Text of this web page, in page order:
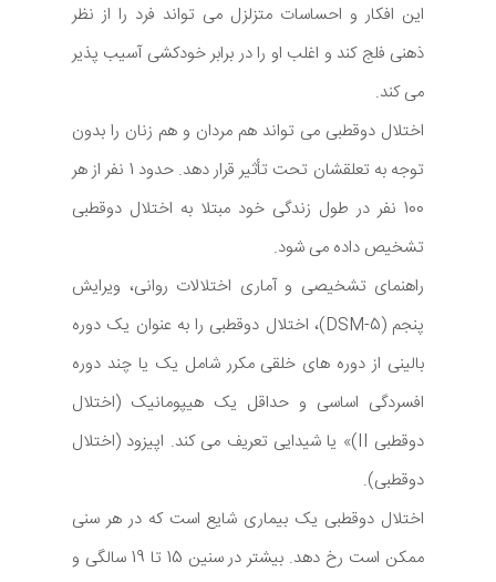
این افکار و احساسات متزلزل می تواند فرد را از نظر
ذهنی فلج کند و اغلب او را در برابر خودکشی آسیب پذیر
می کند.
اختلال دوقطبی می تواند هم مردان و هم زنان را بدون
توجه به تعلقشان تحت تأثیر قرار دهد. حدود 1 نفر از هر
100 نفر در طول زندگی خود مبتلا به اختلال دوقطبی
تشخیص داده می شود.
راهنمای تشخیصی و آماری اختلالات روانی، ویرایش
پنجم (DSM-5)، اختلال دوقطبی را به عنوان یک دوره
بالینی از دوره های خلقی مکرر شامل یک یا چند دوره
افسردگی اساسی و حداقل یک هیپومانیک (اختلال
دوقطبی II)» یا شیدایی تعریف می کند. اپیزود (اختلال
دوقطبی).
اختلال دوقطبی یک بیماری شایع است که در هر سنی
ممکن است رخ دهد. بیشتر در سنین 15 تا 19 سالگی و